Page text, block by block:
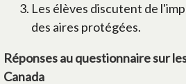
Les élèves discutent de
des aires protégées.
Réponses au questionnaire sur
Canada